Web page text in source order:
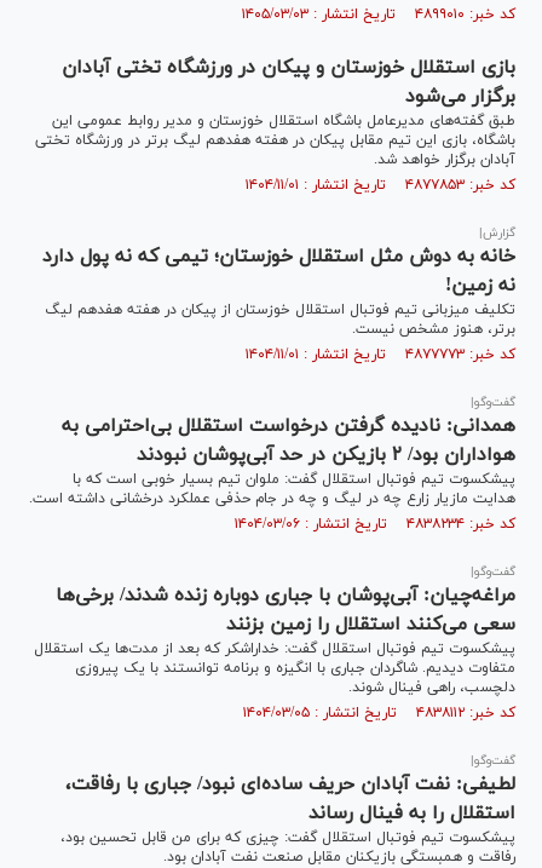
کد خبر: ۴۸۹۹۰۱۰ تاریخ انتشار : ۱۴۰۵/۰۳/۰۳
بازی استقلال خوزستان و پیکان در ورزشگاه تختی آبادان
برگزار می‌شود
طبق گفته‌های مدیرعامل باشگاه استقلال خوزستان و مدیر روابط عمومی این
باشگاه، بازی این تیم مقابل پیکان در هفته هفدهم لیگ برتر در ورزشگاه تختی
آبادان برگزار خواهد شد.
کد خبر: ۴۸۷۷۸۵۳ تاریخ انتشار : ۱۴۰۴/۱۱/۰۱
گزارش|
خانه به دوش مثل استقلال خوزستان؛ تیمی که نه پول دارد
نه زمین!
تکلیف میزبانی تیم فوتبال استقلال خوزستان از پیکان در هفته هفدهم لیگ
برتر، هنوز مشخص نیست.
کد خبر: ۴۸۷۷۷۷۳ تاریخ انتشار : ۱۴۰۴/۱۱/۰۱
گفت‌وگو|
همدانی: نادیده گرفتن درخواست استقلال بی‌احترامی به
هواداران بود/ ۲ بازیکن در حد آبی‌پوشان نبودند
پیشکسوت تیم فوتبال استقلال گفت: ملوان تیم بسیار خوبی است که با
هدایت مازیار زارع چه در لیگ و چه در جام حذفی عملکرد درخشانی داشته است.
کد خبر: ۴۸۳۸۲۳۴ تاریخ انتشار : ۱۴۰۴/۰۳/۰۶
گفت‌وگو|
مراغه‌چیان: آبی‌پوشان با جباری دوباره زنده شدند/ برخی‌ها
سعی می‌کنند استقلال را زمین بزنند
پیشکسوت تیم فوتبال استقلال گفت: خداراشکر که بعد از مدت‌ها یک استقلال
متفاوت دیدیم. شاگردان جباری با انگیزه و برنامه توانستند با یک پیروزی
دلچسب، راهی فینال شوند.
کد خبر: ۴۸۳۸۱۱۲ تاریخ انتشار : ۱۴۰۴/۰۳/۰۵
گفت‌وگو|
لطیفی: نفت آبادان حریف ساده‌ای نبود/ جباری با رفاقت،
استقلال را به فینال رساند
پیشکسوت تیم فوتبال استقلال گفت: چیزی که برای من قابل تحسین بود،
رفاقت و همبستگی بازیکنان مقابل صنعت نفت آبادان بود.